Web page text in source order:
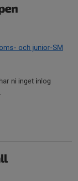
och junior-SM
ni inget inlog